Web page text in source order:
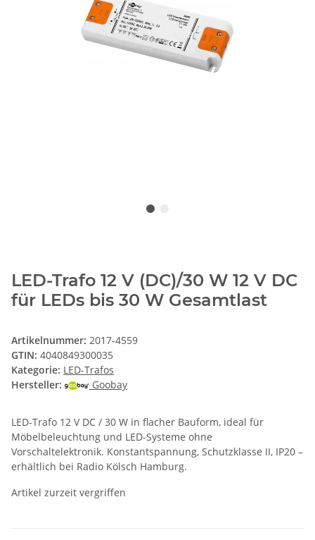
LED-Trafo 12 V (DC)/30 W 12 V DC
für LEDs bis 30 W Gesamtlast
Artikelnummer: 2017-4559
GTIN: 4040849300035
Kategorie: LED-Trafos
Hersteller:
Goobay
LED-Trafo 12 V DC / 30 W in flacher Bauform, ideal für
Möbelbeleuchtung und LED-Systeme ohne
Vorschaltelektronik. Konstantspannung, Schutzklasse II, IP20 –
erhältlich bei Radio Kölsch Hamburg.
Artikel zurzeit vergriffen